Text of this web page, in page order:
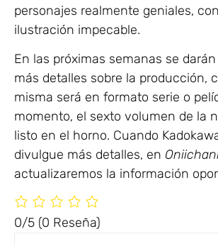
personajes realmente geniales,
ilustración impecable.
En las próximas semanas se
más detalles sobre la producción,
misma será en formato serie o
momento, el sexto volumen de la
listo en el horno. Cuando
divulgue más detalles, en
actualizaremos la información
0/5 (0 Reseña)